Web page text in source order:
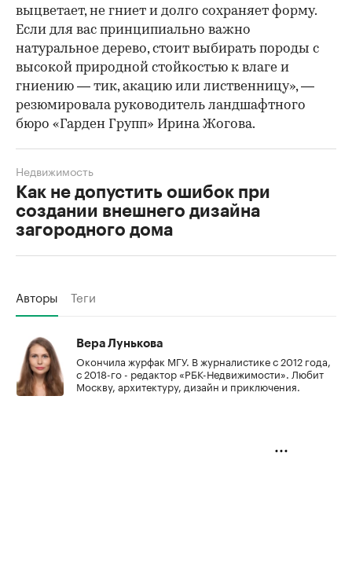
выцветает, не гниет и долго сохраняет форму.
Если для вас принципиально важно
натуральное дерево, стоит выбирать породы с
высокой природной стойкостью к влаге и
гниению — тик, акацию или лиственницу», —
резюмировала руководитель ландшафтного
бюро «Гарден Групп» Ирина Жогова.
Как не допустить ошибок при
создании внешнего дизайна
загородного дома
Недвижимость
Авторы Теги
Вера Лунькова
Окончила журфак МГУ. В журналистике с 2012 года,
с 2018-го - редактор «РБК-Недвижимости». Любит
Москву, архитектуру, дизайн и приключения.